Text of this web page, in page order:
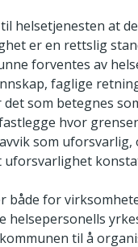
helsetjenesten at
er en rettslig
forventes av
faglige
som betegnes
hvor
som
uforsvarlighet
både for
helsepersonells
til å